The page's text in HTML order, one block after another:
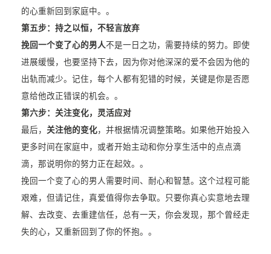
的心重新回到家庭中。。
第五步：持之以恒，不轻言放弃
挽回一个变了心的男人不是一日之功，需要持续的努力。即使
进展缓慢，也要坚持下去，因为你对他深深的爱不会因为他的
出轨而减少。记住，每个人都有犯错的时候，关键是你是否愿
意给他改正错误的机会。。
第六步：关注变化，灵活应对
最后， 关注他的变化，并根据情况调整策略。如果他开始投入
更多时间在家庭中，或者开始主动和你分享生活中的点点滴
滴，那说明你的努力正在起效。。
挽回一个变了心的男人需要时间、耐心和智慧。这个过程可能
艰难，但请记住，真爱值得你去争取。只要你真心实意地去理
解、去改变、去重建信任，总有一天，你会发现，那个曾经走
失的心，又重新回到了你的怀抱。。